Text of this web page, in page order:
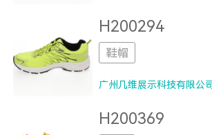
H200294
鞋帽
广州几维展示科技有限公
H200369